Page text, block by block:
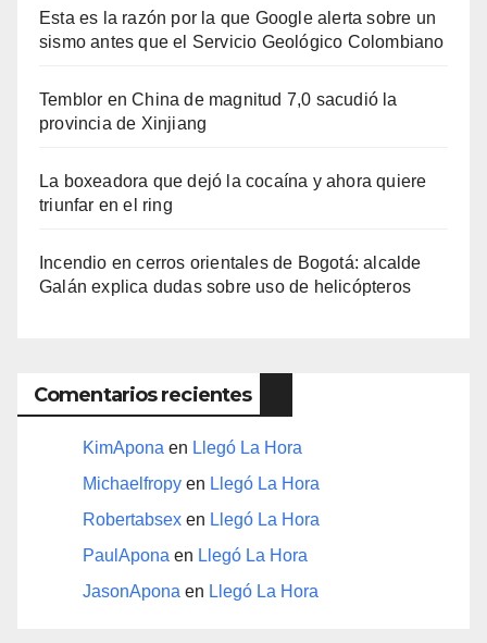
Esta es la razón por la que Google alerta sobre un
sismo antes que el Servicio Geológico Colombiano
Temblor en China de magnitud 7,0 sacudió la
provincia de Xinjiang
La boxeadora que dejó la cocaína y ahora quiere
triunfar en el ring​
Incendio en cerros orientales de Bogotá: alcalde
Galán explica dudas sobre uso de helicópteros
Comentarios recientes
KimApona en Llegó La Hora
Michaelfropy en Llegó La Hora
Robertabsex en Llegó La Hora
PaulApona en Llegó La Hora
JasonApona en Llegó La Hora